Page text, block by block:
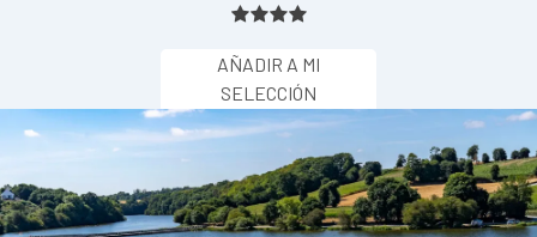
AÑADIR A MI
SELECCIÓN